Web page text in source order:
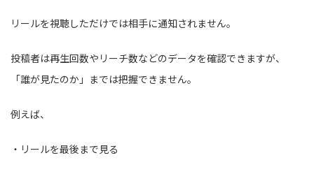
リールを視聴しただけでは相手に通知されません。
投稿者は再生回数やリーチ数などのデータを確認できますが、
「誰が見たのか」までは把握できません。
例えば、
・リールを最後まで見る